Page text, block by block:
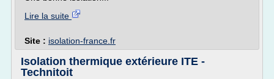
Lire la suite
Site : isolation-france.fr
Isolation thermique extérieure ITE -
Technitoit